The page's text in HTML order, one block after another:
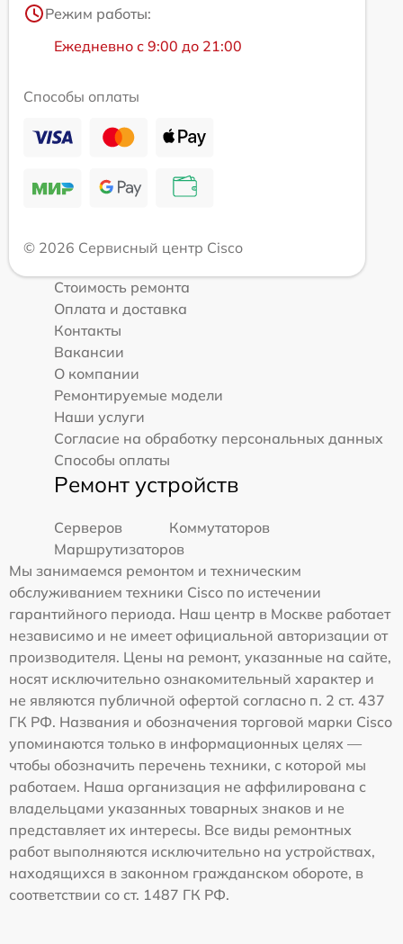
Режим работы:
Ежедневно с 9:00 до 21:00
Способы оплаты
© 2026 Сервисный центр Cisco
Стоимость ремонта
Оплата и доставка
Контакты
Вакансии
О компании
Ремонтируемые модели
Наши услуги
Согласие на обработку персональных данных
Способы оплаты
Ремонт устройств
Серверов
Коммутаторов
Маршрутизаторов
Мы занимаемся ремонтом и техническим
обслуживанием техники Cisco по истечении
гарантийного периода. Наш центр в Москве работает
независимо и не имеет официальной авторизации от
производителя. Цены на ремонт, указанные на сайте,
носят исключительно ознакомительный характер и
не являются публичной офертой согласно п. 2 ст. 437
ГК РФ. Названия и обозначения торговой марки Cisco
упоминаются только в информационных целях —
чтобы обозначить перечень техники, с которой мы
работаем. Наша организация не аффилирована с
владельцами указанных товарных знаков и не
представляет их интересы. Все виды ремонтных
работ выполняются исключительно на устройствах,
находящихся в законном гражданском обороте, в
соответствии со ст. 1487 ГК РФ.